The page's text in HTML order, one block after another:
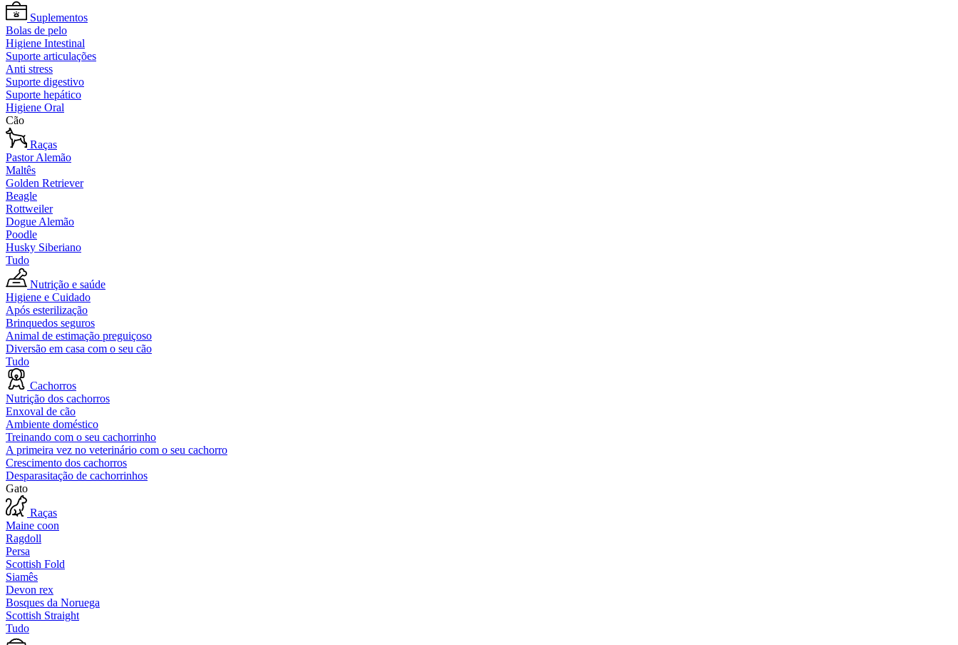
Suplementos
Bolas de pelo
Higiene Intestinal
Suporte articulações
Anti stress
Suporte digestivo
Suporte hepático
Higiene Oral
Cão
Raças
Pastor Alemão
Maltês
Golden Retriever
Beagle
Rottweiler
Dogue Alemão
Poodle
Husky Siberiano
Tudo
Nutrição e saúde
Higiene e Cuidado
Após esterilização
Brinquedos seguros
Animal de estimação preguiçoso
Diversão em casa com o seu cão
Tudo
Cachorros
Nutrição dos cachorros
Enxoval de cão
Ambiente doméstico
Treinando com o seu cachorrinho
A primeira vez no veterinário com o seu cachorro
Crescimento dos cachorros
Desparasitação de cachorrinhos
Gato
Raças
Maine coon
Ragdoll
Persa
Scottish Fold
Siamês
Devon rex
Bosques da Noruega
Scottish Straight
Tudo